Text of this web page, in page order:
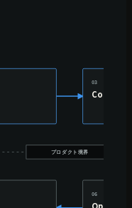
プロダクト境界
03
Connect
06
Operator